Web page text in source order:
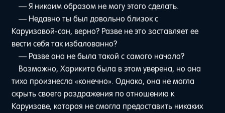
— Я никоим образом не могу этого сделать.
— Недавно ты был довольно близок с
Каруизавой-сан, верно? Разве не это заставляет ее
вести себя так избалованно?
— Разве она не была такой с самого начала?
Возможно, Хорикита была в этом уверена, но она
тихо произнесла «конечно». Однако, она не могла
скрыть своего раздражения по отношению к
Каруизаве, которая не смогла предоставить никаких